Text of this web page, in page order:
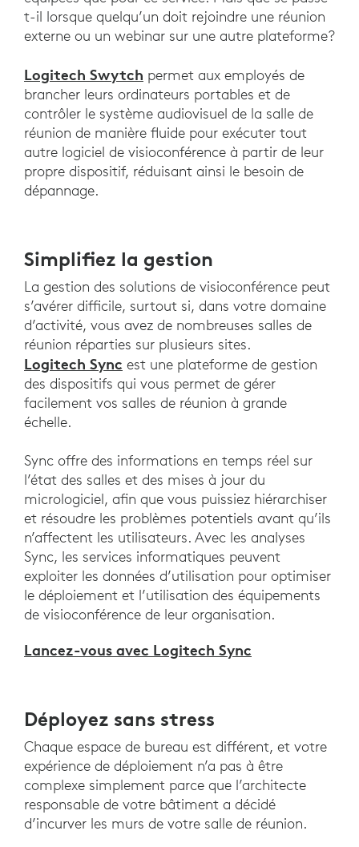
t-il lorsque quelqu’un doit rejoindre une réunion
externe ou un webinar sur une autre plateforme?
Logitech Swytch permet aux employés de
brancher leurs ordinateurs portables et de
contrôler le système audiovisuel de la salle de
réunion de manière fluide pour exécuter tout
autre logiciel de visioconférence à partir de leur
propre dispositif, réduisant ainsi le besoin de
dépannage.
Simplifiez la gestion
La gestion des solutions de visioconférence peut
s’avérer difficile, surtout si, dans votre domaine
d’activité, vous avez de nombreuses salles de
réunion réparties sur plusieurs sites.
Logitech Sync est une plateforme de gestion
des dispositifs qui vous permet de gérer
facilement vos salles de réunion à grande
échelle.
Sync offre des informations en temps réel sur
l’état des salles et des mises à jour du
micrologiciel, afin que vous puissiez hiérarchiser
et résoudre les problèmes potentiels avant qu’ils
n’affectent les utilisateurs. Avec les analyses
Sync, les services informatiques peuvent
exploiter les données d’utilisation pour optimiser
le déploiement et l’utilisation des équipements
de visioconférence de leur organisation.
Lancez-vous avec Logitech Sync
Déployez sans stress
Chaque espace de bureau est différent, et votre
expérience de déploiement n’a pas à être
complexe simplement parce que l’architecte
responsable de votre bâtiment a décidé
d’incurver les murs de votre salle de réunion.